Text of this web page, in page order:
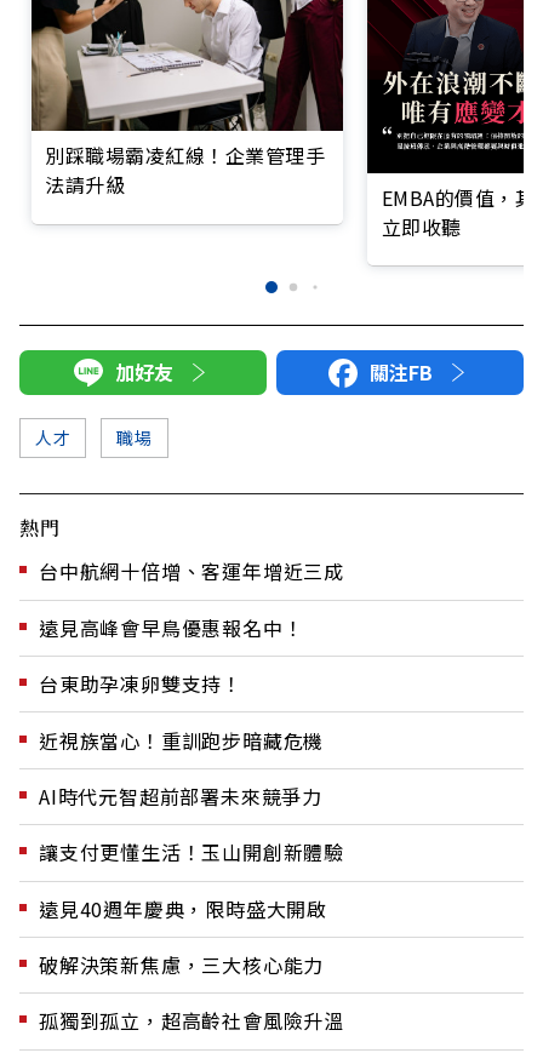
別踩職場霸凌紅線！企業管理手
法請升級
EMBA的價值，
立即收聽
加好友 關注FB
人才 職場
熱門
台中航網十倍增、客運年增近三成
遠見高峰會早鳥優惠報名中！
台東助孕凍卵雙支持！
近視族當心！重訓跑步暗藏危機
AI時代元智超前部署未來競爭力
讓支付更懂生活！玉山開創新體驗
遠見40週年慶典，限時盛大開啟
破解決策新焦慮，三大核心能力
孤獨到孤立，超高齡社會風險升溫